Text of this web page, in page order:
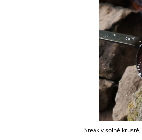
Steak v solné